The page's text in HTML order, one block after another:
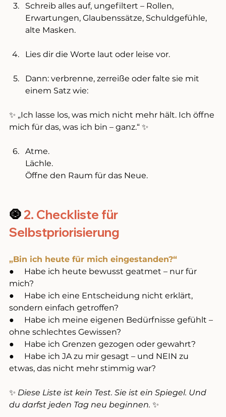
Schreib alles auf, ungefiltert – Rollen,
Erwartungen, Glaubenssätze, Schuldgefühle,
alte Masken.
Lies dir die Worte laut oder leise vor.
Dann: verbrenne, zerreiße oder falte sie mit
einem Satz wie:
✨ „Ich lasse los, was mich nicht mehr hält. Ich öffne
mich für das, was ich bin – ganz.“ ✨
Atme.
Lächle.
Öffne den Raum für das Neue.
🧿 2. Checkliste für
Selbstpriorisierung
„Bin ich heute für mich eingestanden?“
●     Habe ich heute bewusst geatmet – nur für
mich?
●     Habe ich eine Entscheidung nicht erklärt,
sondern einfach getroffen?
●     Habe ich meine eigenen Bedürfnisse gefühlt –
ohne schlechtes Gewissen?
●     Habe ich Grenzen gezogen oder gewahrt?
●     Habe ich JA zu mir gesagt – und NEIN zu
etwas, das nicht mehr stimmig war?
✨ Diese Liste ist kein Test. Sie ist ein Spiegel. Und
du darfst jeden Tag neu beginnen. ✨